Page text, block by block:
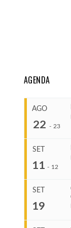
AGENDA
AGO
22 - 23
Ago 22, 2026
SET
11 - 12
SET
19